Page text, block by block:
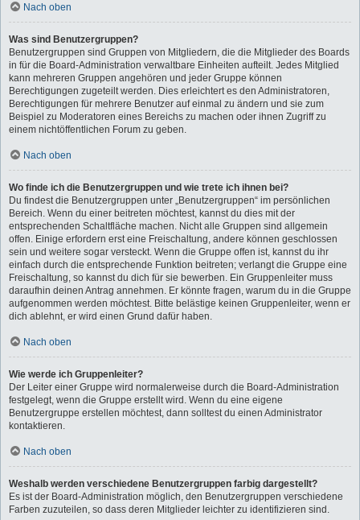
Nach oben
Was sind Benutzergruppen?
Benutzergruppen sind Gruppen von Mitgliedern, die die Mitglieder des Boards
in für die Board-Administration verwaltbare Einheiten aufteilt. Jedes Mitglied
kann mehreren Gruppen angehören und jeder Gruppe können
Berechtigungen zugeteilt werden. Dies erleichtert es den Administratoren,
Berechtigungen für mehrere Benutzer auf einmal zu ändern und sie zum
Beispiel zu Moderatoren eines Bereichs zu machen oder ihnen Zugriff zu
einem nichtöffentlichen Forum zu geben.
Nach oben
Wo finde ich die Benutzergruppen und wie trete ich ihnen bei?
Du findest die Benutzergruppen unter „Benutzergruppen“ im persönlichen
Bereich. Wenn du einer beitreten möchtest, kannst du dies mit der
entsprechenden Schaltfläche machen. Nicht alle Gruppen sind allgemein
offen. Einige erfordern erst eine Freischaltung, andere können geschlossen
sein und weitere sogar versteckt. Wenn die Gruppe offen ist, kannst du ihr
einfach durch die entsprechende Funktion beitreten; verlangt die Gruppe eine
Freischaltung, so kannst du dich für sie bewerben. Ein Gruppenleiter muss
daraufhin deinen Antrag annehmen. Er könnte fragen, warum du in die Gruppe
aufgenommen werden möchtest. Bitte belästige keinen Gruppenleiter, wenn er
dich ablehnt, er wird einen Grund dafür haben.
Nach oben
Wie werde ich Gruppenleiter?
Der Leiter einer Gruppe wird normalerweise durch die Board-Administration
festgelegt, wenn die Gruppe erstellt wird. Wenn du eine eigene
Benutzergruppe erstellen möchtest, dann solltest du einen Administrator
kontaktieren.
Nach oben
Weshalb werden verschiedene Benutzergruppen farbig dargestellt?
Es ist der Board-Administration möglich, den Benutzergruppen verschiedene
Farben zuzuteilen, so dass deren Mitglieder leichter zu identifizieren sind.